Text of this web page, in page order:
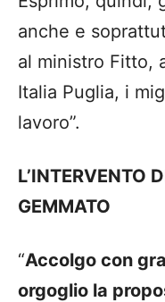
anche e
al ministro Fitto,
Italia Puglia, i
lavoro”.
L’INTERVENTO
GEMMATO
“Accolgo con
orgoglio la